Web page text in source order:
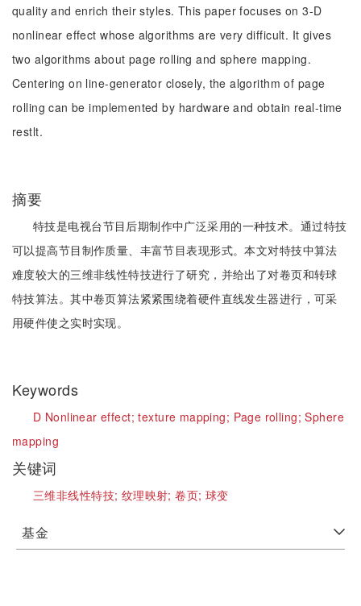
quality and enrich their styles. This paper focuses on 3-D
nonlinear effect whose algorithms are very difficult. It gives
two algorithms about page rolling and sphere mapping.
Centering on line-generator closely, the algorithm of page
rolling can be implemented by hardware and obtain real-time
restlt.
摘要
特技是电视台节目后期制作中广泛采用的一种技术。通过特技
可以提高节目制作质量、丰富节目表现形式。本文对特技中算法
难度较大的三维非线性特技进行了研究，并给出了对卷页和转球
特技算法。其中卷页算法紧紧围绕着硬件直线发生器进行，可采
用硬件使之实时实现。
Keywords
D Nonlinear effect;texture mapping; Page rolling;Sphere
mapping
关键词
三维非线性特技; 纹理映射;卷页; 球变
基金